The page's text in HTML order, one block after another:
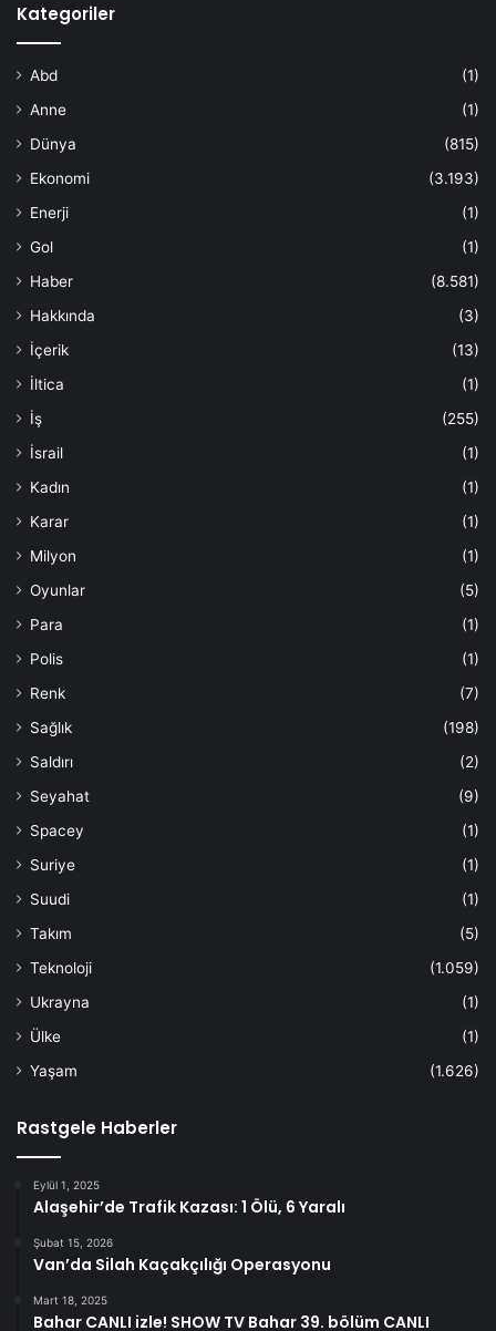
Kategoriler
Abd
(1)
Anne
(1)
Dünya
(815)
Ekonomi
(3.193)
Enerji
(1)
Gol
(1)
Haber
(8.581)
Hakkında
(3)
İçerik
(13)
İltica
(1)
İş
(255)
İsrail
(1)
Kadın
(1)
Karar
(1)
Milyon
(1)
Oyunlar
(5)
Para
(1)
Polis
(1)
Renk
(7)
Sağlık
(198)
Saldırı
(2)
Seyahat
(9)
Spacey
(1)
Suriye
(1)
Suudi
(1)
Takım
(5)
Teknoloji
(1.059)
Ukrayna
(1)
Ülke
(1)
Yaşam
(1.626)
Rastgele Haberler
Eylül 1, 2025
Alaşehir’de Trafik Kazası: 1 Ölü, 6 Yaralı
Şubat 15, 2026
Van’da Silah Kaçakçılığı Operasyonu
Mart 18, 2025
Bahar CANLI izle! SHOW TV Bahar 39. bölüm CANLI